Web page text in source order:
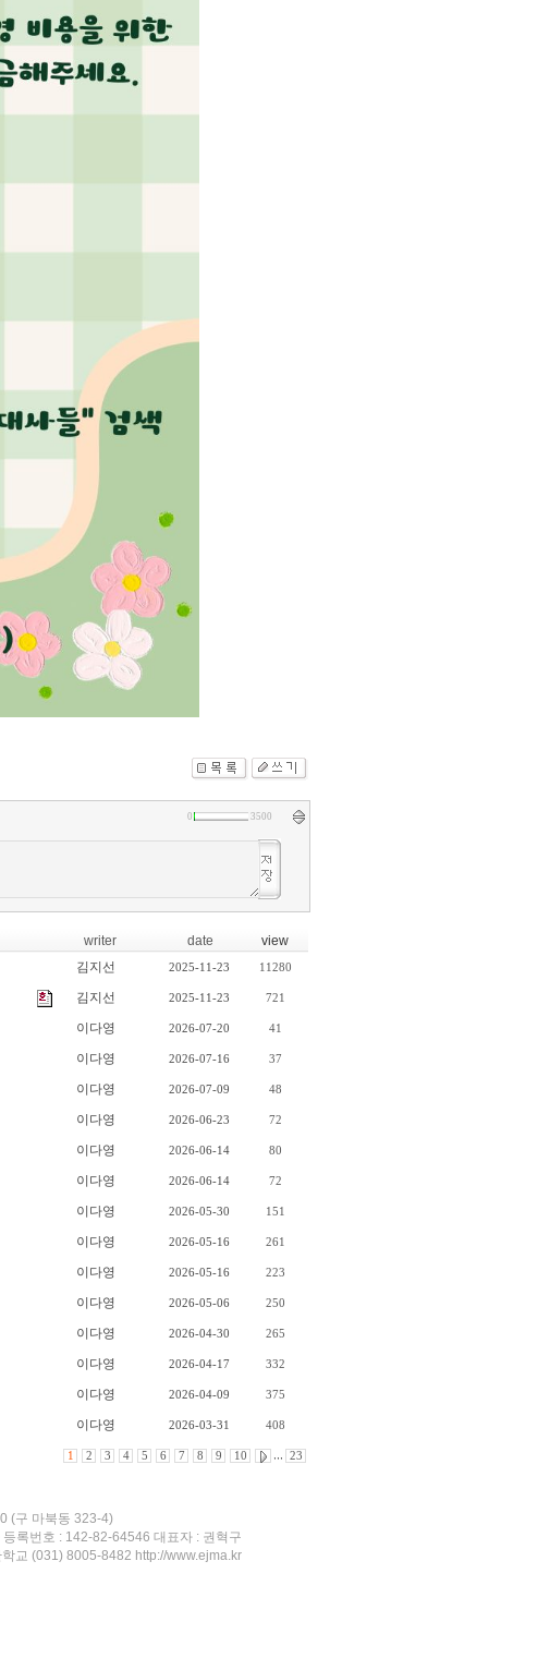
0 3500
writer date
view
김지선 2025-11-23 11280
김지선 2025-11-23 721
이다영 2026-07-20 41
이다영 2026-07-16 37
이다영 2026-07-09 48
이다영 2026-06-23 72
이다영 2026-06-14 80
이다영 2026-06-14 72
이다영 2026-05-30 151
이다영 2026-05-16 261
이다영 2026-05-16 223
이다영 2026-05-06 250
이다영 2026-04-30 265
이다영 2026-04-17 332
이다영 2026-04-09 375
이다영 2026-03-31 408
1 2 3 4 5 6 7 8 9 10 ,,, 23
(구 마북동 323-4)
록번호 : 142-82-64546 대표자 : 권혁구
교 (031) 8005-8482 http://www.ejma.kr